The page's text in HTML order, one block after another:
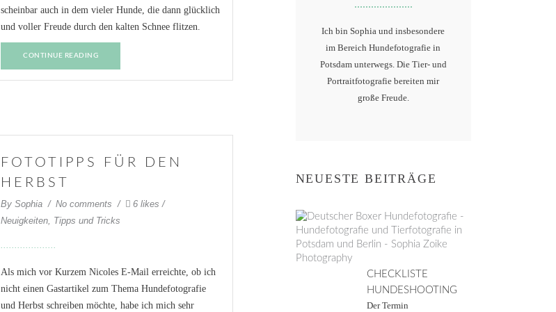
scheinbar auch in dem vieler Hunde, die dann glücklich
und voller Freude durch den kalten Schnee flitzen.
CONTINUE READING
FOTOTIPPS FÜR DEN
HERBST
BySophia No comments
6 likes
Neuigkeiten, Tipps und Tricks
Als mich vor Kurzem Nicoles E-Mail erreichte, ob ich
nicht einen Gastartikel zum Thema Hundefotografie
und Herbst schreiben möchte, habe ich mich sehr
Ich bin Sophia und insbesondere
im Bereich Hundefotografie in
Potsdam unterwegs. Die Tier- und
Portraitfotografie bereiten mir
große Freude.
NEUESTE BEITRÄGE
CHECKLISTE
HUNDESHOOTING
Der Termin